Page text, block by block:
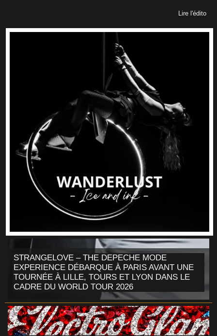
Lire l'édito
STRANGELOVE – THE DEPECHE MODE
EXPERIENCE DÉBARQUE À PARIS AVANT UNE
TOURNÉE À LILLE, TOURS ET LYON DANS LE
CADRE DU WORLD TOUR 2026